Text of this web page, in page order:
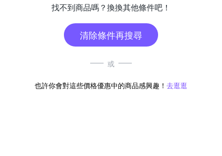
找不到商品嗎？換換其他條件吧！
清除條件再搜尋
或
也許你會對這些價格優惠中的商品感興趣！ 去逛逛